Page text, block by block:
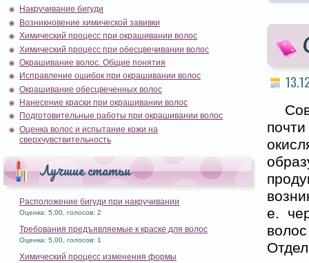
Накручивание бигуди
Возникновение химической завивки
Химический процесс при окрашивании волос
Химический процесс при обесцвечивании волос
Окрашивание волос. Общие понятия
Исправление ошибок при окрашивании волос
Окрашивание обесцвеченных волос
Нанесение краски при окрашивании волос
Подготовительные работы при окрашивании волос
Оценка волос и испытание кожи на
сверхчувствительность
Лучшие статьи
Расположение бигуди при накручивании
Оценка: 5,00, голосов: 2
Требования предъявляемые к краске для волос
Оценка: 5,00, голосов: 1
Химический процесс изменения формы
е.